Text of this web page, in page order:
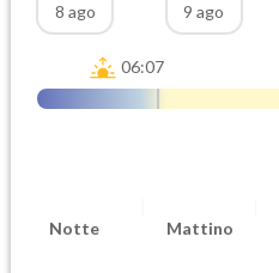
8 ago
9 ago
06:07
Notte Mattino